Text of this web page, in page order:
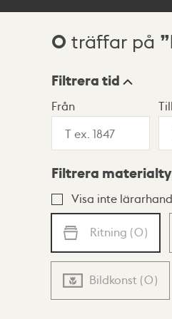
Sökresultat
0 träffar på
Visningsläge
Lista Karta
Filtrera tid
Från Till
Filtrera
Visa inte
Ritning (0)
Bildkonst (0)